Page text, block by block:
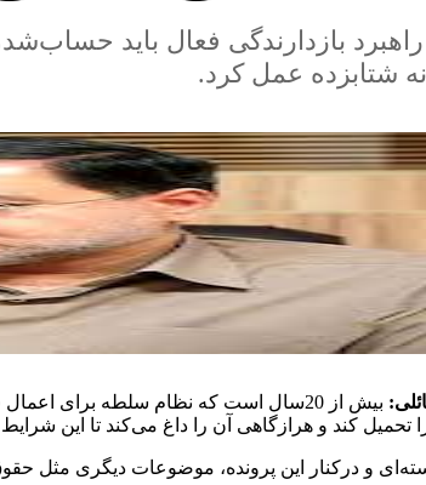
بازدارندگی فعال باید
شتابزده عمل کرد.
بیش از 20سال است که نظام سلطه برای
تحمیل کند و هرازگاهی آن را داغ می‌کند تا این شرایط
و درکنار این پرونده، موضوعات دیگری مثل